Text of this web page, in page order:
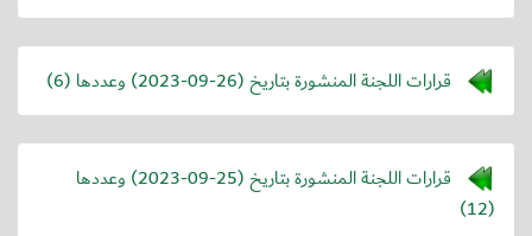
قرارات اللجنة المنشورة بتاريخ (2023-09-26) وعددها (6)
قرارات اللجنة المنشورة بتاريخ (2023-09-25) وعددها
(12)